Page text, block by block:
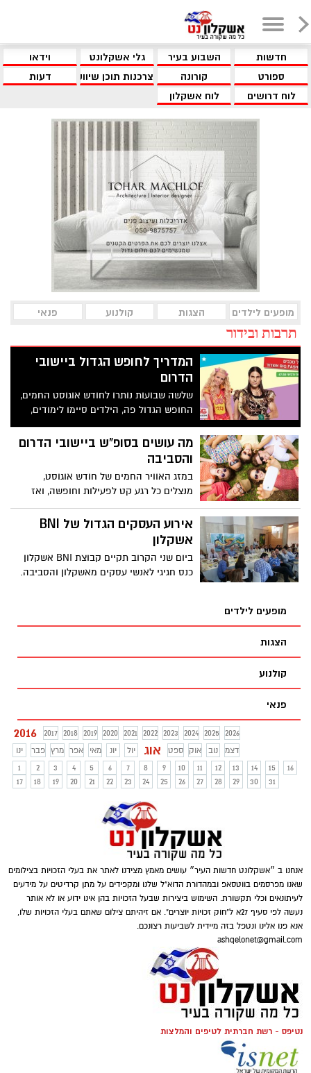
חדשות השבוע בעיר גלי אשקלונט
וידאו
ספורט
קורונה צרכנות תוכן שיווקי
דעות
לוח דרושים
לוח אשקלון
מופעים לילדים הצגות קולנוע פנאי
תרבות ובידור
המדריך לחופש הגדול ביישובי
הדרום
שלשה שבועות נותרו לחודש אוגוסט החמים,
החופש הגדול פה, הילדים סיימו לימודים,
גנים וקייטנות. מי שלא סגר חופשה או שכבר
חזר ממנה... עשוי לחפש פעילויות. אז אין
צורך לנסוע רחוק, ריכזנו עבורכם את כל
לעקוב וליהנות משפע של בילויים ופעילויות
לכל המשפחה.
מה עושים בסופ"ש ביישובי הדרום
והסביבה
במזג האוויר החמים של חודש אוגוסט,
מנצלים כל רגע קט לפעילות וחופשה, ואז
מגיע השבת ... כמה חיכינו !!! כל מה שנשאר
זה למצוא את האטרקציה היצירתית
והמקורית לבילוי משותף עם הילדים, חברים
בן/בת הזוג. ריכזנו לכם את המומלצים
לסופ"ש ביישובי הדרום והסביבה. תהנו
אירוע העסקים הגדול של BNI
אשקלון
ביום שני הקרוב תקיים קבוצת BNI אשקלון
כנס חגיגי לאנשי עסקים מאשקלון והסביבה.
מופעים לילדים
הצגות
קולנוע
פנאי
2016 2017 2018 2019 2020 2021 2022 2023 2024 2025
2026
ינו
פבר מרץ אפר מאי יונ יול אוג ספט אוק נוב
דצמ
1
2 3 4 5 6 7 8 9 10 11 12 13 14 15
16
17
18 19 20 21 22 23 24 25 26 27 28 29 30 31
אנחנו ב ״אשקלונט חדשות העיר״ עושים מאמץ מצידנו לאתר את בעלי הזכויות בצילומים
שאנו מפרסמים בווטסאפ ובמהדורת הדוא"ל שלנו ומקפידים על מתן קרדיטים על מידעים
לעיתונאים וכלי תקשורת. השימוש ביצירות שבעל הזכויות בהן אינו ידוע או לא אותר
נעשה לפי סעיף 27א ל"חוק זכויות יוצרים". אם זיהיתם צילום שאתם בעלי הזכויות שלו,
אנא פנו אלינו ונטפל בזה מיידית לשביעות רצונכם.
ashqelonet@gmail.com
נטיפס - רשת חברתית לטיפים והמלצות